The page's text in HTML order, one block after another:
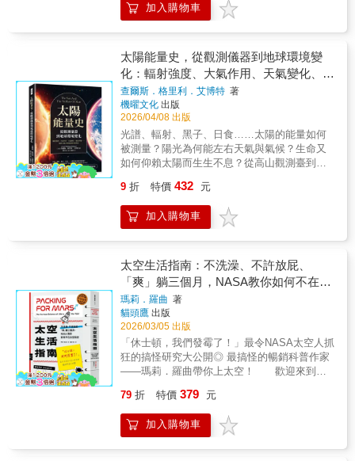
從古到今地球的演化、生物的滅絕、大氣的演
化與環境的變遷，對於地質和全球環境變遷有
闊的心胸來看待現在的事物。——國立中正大
學地球與環境科學系專任教授 李元希本書文
辭生動，對於地球科學觀點敘述清晰深入，內
容引述三百年來的許多科學史料，非常引人入
勝。——國立臺灣大學地質學系退休專任教
授 陳文山在書中，對地質學死心塌地的貝約
內魯，提供我們大量地質科學的知識，有幾章
她不吝寫出大量的專業知識，讓我們認識到地
造出來。——國立清華大學生命科學系副教
佼者，無論是演說或是撰文，不只引經據典，
也善於使用流行文化來為事物作出最貼切的譬
喻。讓人同時認識地球歷史，也了解了地質學
家如何研究地球。——科普作家、《震識：那
些你想知道的震事》副總編輯 潘昌志（阿樹
老師）本書作者瑪希婭．貝約內魯是一位優雅
的地質學家，在這本暢談地質時間的書中列舉
了地質學上眾多經典生動的實例，深入淺出地
引領大家「以地質學家的思維來看待時間」。
——EarthWed成長社群、中山大學附中地科老
師 謝隆欽
介紹重要收藏家的理念與藏品特色，強調完整
分類體系對科學研究的重要性。同時，書中提
明其如何從地質產物轉化為文化與精神象徵。
➔在天地之間看見物質的延續本書以嚴謹科學
為基礎，融合觀察紀錄與歷史敘述，從隕石的
宇宙起源到寶石的地底生成，呈現物質在不同
環境中的轉化與延續。透過對金屬與晶體的解
析，讀者得以在浩瀚時空中理解自然秩序的深
層連繫，重新思索地球與人類在宇宙中的位
置。本書特色：本書分上下兩篇，上篇論述隕
石，自歷史記載與目擊現象談起，說明墜落過
程、分布形態、成分結構、分類命名與起源理
論，並及鐵隕石之應用，呈現宇宙物質降臨地
球的科學面貌。下篇介紹寶石礦物，涵蓋晶體
生成、性質種類、人造技術、切割收藏與文化
象徵。全書結合理論、觀測與標本資料，闡述
只是靜默的天幕，而成為會「震動」與「說
如何演化，又將走向何方。從地球、太陽到遙
遠星系，從牛頓力學到相對論，讀者將逐步看
到人類如何在黑暗的宇宙中建立起一套理解世
界的宏大圖景。▎從經典力學到時空革命
宇宙學並非一開始就如此深邃。早期的宇宙觀
建立在牛頓的引力理論之上，人們相信宇宙是
永恆而穩定的巨大舞台。然而，科學史上的一
連串疑問與悖論，逐漸動搖了這種看似合理的
圖景。當愛因斯坦提出相對論後，「空間」與
「時間」不再是靜止背景，而是能被質量彎
革命，不僅改變了物理學，也為理解黑洞、宇
宙膨脹與重力波奠定了基礎。▎黑洞與重力
波：宇宙最劇烈的事件 在宇宙深處，黑洞
個黑洞彼此旋繞並最終合併時，會激起時空本
身的波動──重力波。這種波動穿越宇宙，最終
被地球上的精密儀器捕捉，讓人類第一次「聽
見」宇宙深處的聲音。透過黑洞物理與重力波
探測，本書揭示了一個全新的觀測宇宙方式：
除了光，我們還能用時空的震動來研究宇宙的
歷史與結構。▎宇宙膨脹與大霹靂的誕生
當天文學家觀測到遙遠星系的紅移現象時，人
脹。這一發現最終導向了大霹靂宇宙模型：宇
宙曾在極早期處於極高溫、高密度的狀態，隨
後不斷擴展與冷卻。從最初的基本粒子到恆星
與星系的形成，宇宙的演化歷程逐步展開。背
景輻射、暗物質以及真空能量等現象，也成為
加入購物車
太陽能量史，從觀測儀器到地球環境變
化：輻射強度、大氣作用、天氣變化、能
量平衡……解析太陽在地球系統中的角色
查爾斯．格里利．艾博特 著
機曜文化 出版
2026/04/08 出版
光譜、輻射、黑子、日食……太陽的能量如何
被測量？陽光為何能左右天氣與氣候？生命又
如何仰賴太陽而生生不息？從高山觀測臺到荒
【揭開太陽輻射與生命世界的運作奧祕】本書
為美國史密森學會經典科普叢書之一，全書共
十四章，以太陽輻射為核心主題，介紹太陽能
領讀者理解太陽如何透過光與熱，影響地球的
大氣、氣候、生態與人類文明發展。▎測量太
陽：追尋光與熱的真實數值本書詳細介紹了太
陽熱量計、日射強度計與光譜儀等關鍵儀器的
設計原理與操作流程。作者說明科學家如何將
不可見的輻射轉化為可量化的數據，並解析不
同波長的光在能量分布上的差異。透過嚴謹的
觀測方法與反覆驗證，揭示「太陽常數」的意
義，讓讀者理解精確測量在現代科學中的關鍵
角色。▎太陽與大氣：天氣與氣候的隱形推手
動關係，說明陽光在穿越大氣層時如何被吸
收、散射與反射，進而影響氣溫、氣壓與天氣
變化。作者結合全球多地的長期觀測資料，分
9 折 特價 432 元
加入購物車
太空生活指南：不洗澡、不許放屁、
「爽」躺三個月，NASA教你如何不在太
空抓狂
瑪莉．羅曲 著
貓頭鷹 出版
2026/03/05 出版
「休士頓，我們發霉了！」最令NASA太空人抓
狂的搞怪研究大公開◎ 最搞怪的暢銷科普作家
——瑪莉．羅曲帶你上太空！ 歡迎來到太
間。踏出太空艙，緩緩漫步，感受無垠的宇
宙，探索前所未有的世界…… 但想要探索
壯麗的太空，你得先做好心理準備。 太空
79 折 特價 379 元
加入購物車